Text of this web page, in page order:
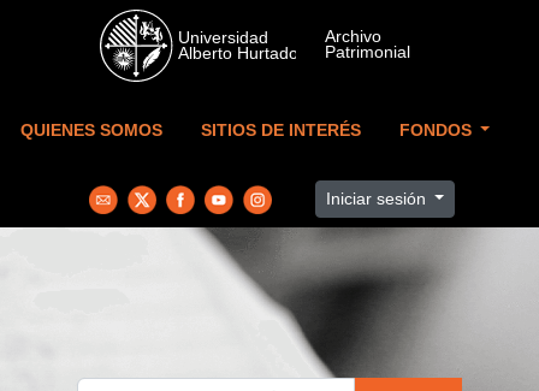
Skip to main content
QUIENES SOMOS SITIOS DE INTERÉS FONDOS
Iniciar sesión